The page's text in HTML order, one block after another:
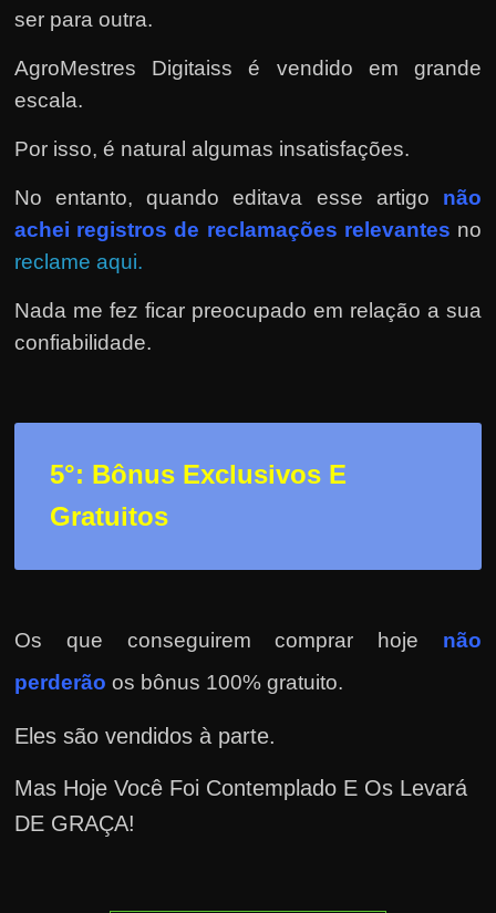
ser para outra.
AgroMestres Digitaiss é vendido em grande
escala.
Por isso, é natural algumas insatisfações.
No entanto, quando editava esse artigo não
achei registros de reclamações relevantes no
reclame aqui.
Nada me fez ficar preocupado em relação a sua
confiabilidade.
5°: Bônus Exclusivos E
Gratuitos
Os que conseguirem comprar hoje não
perderão os bônus 100% gratuito.
Eles são vendidos à parte.
Mas Hoje Você Foi Contemplado E Os Levará
DE GRAÇA!